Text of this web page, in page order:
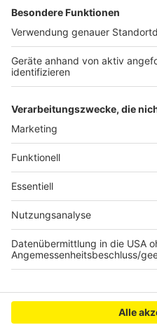
Beschäftigte später in den
mehr Azubis übernehmen
einstellen. Die
Kraftwerksblöcke ist per
befristet – danach
stillgelegt, heißt es.
Anzeige
Anzeige